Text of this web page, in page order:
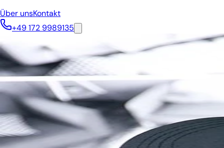
Über unsKontakt
+49 172 9989135